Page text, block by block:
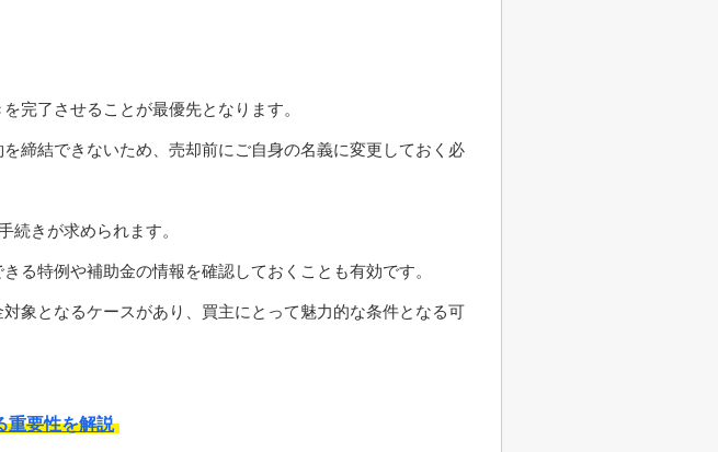
完了させることが最優先となります。
締結できないため、売却前にご自身の名義に変更しておく必
続きが求められます。
る特例や補助金の情報を確認しておくことも有効です。
象となるケースがあり、買主にとって魅力的な条件となる可
重要性を解説